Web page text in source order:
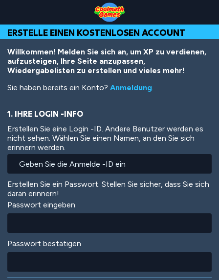
Top
of
Page
Navigation
Main
Content
Footer
Inhalt
ERSTELLE EINEN KOSTENLOSEN ACCOUNT
Willkommen! Melden Sie sich an, um XP zu verdienen,
aufzusteigen, Ihre Seite anzupassen,
Wiedergabelisten zu erstellen und vieles mehr!
Sie haben bereits ein Konto? Anmeldung.
1. IHRE LOGIN -INFO
Erstellen Sie eine Login -ID. Andere Benutzer werden es
nicht sehen. Wählen Sie einen Namen, an den Sie sich
erinnern werden.
Erstellen Sie ein Passwort. Stellen Sie sicher, dass Sie sich
daran erinnern!
Passwort eingeben
Passwort bestätigen